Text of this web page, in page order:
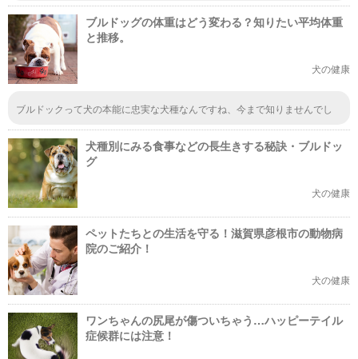
と医師に告げられてます麻酔のついでに一緒にと考えていますがノドの手術
が心配で病院は選んだ方がいいのでしようか？
ブルドッグの体重はどう変わる？知りたい平均体重
と推移。
犬の健康
ブルドックって犬の本能に忠実な犬種なんですね、今まで知りませんでし
ム程度のフードを与えると良いとのこと。ワンちゃんのためにも適正な量を
知ることは大事ですね。犬種別にみる食事などの長生きする秘訣・ブルドッ
グ
犬の健康
ペットたちとの生活を守る！滋賀県彦根市の動物病
院のご紹介！
犬の健康
ワンちゃんの尻尾が傷ついちゃう…ハッピーテイル
症候群には注意！